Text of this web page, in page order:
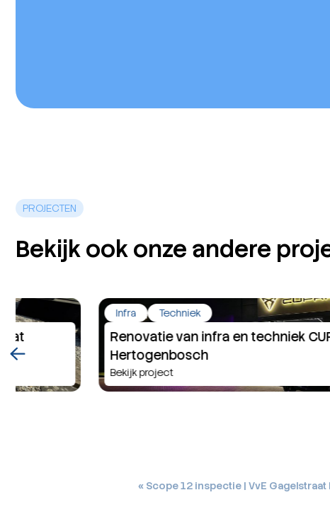
PROJECTEN
Bekijk ook onze andere
Techniek
Renovatie van infra en techniek CUPRA ‘s-
Hertogenbosch
Bekijk project
« Scope 12 inspectie | VvE